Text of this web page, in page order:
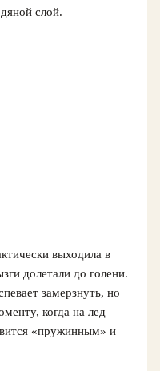
слой.
выходила в
долетали до голени.
замерзнуть, но
когда на лед
«пружинным» и